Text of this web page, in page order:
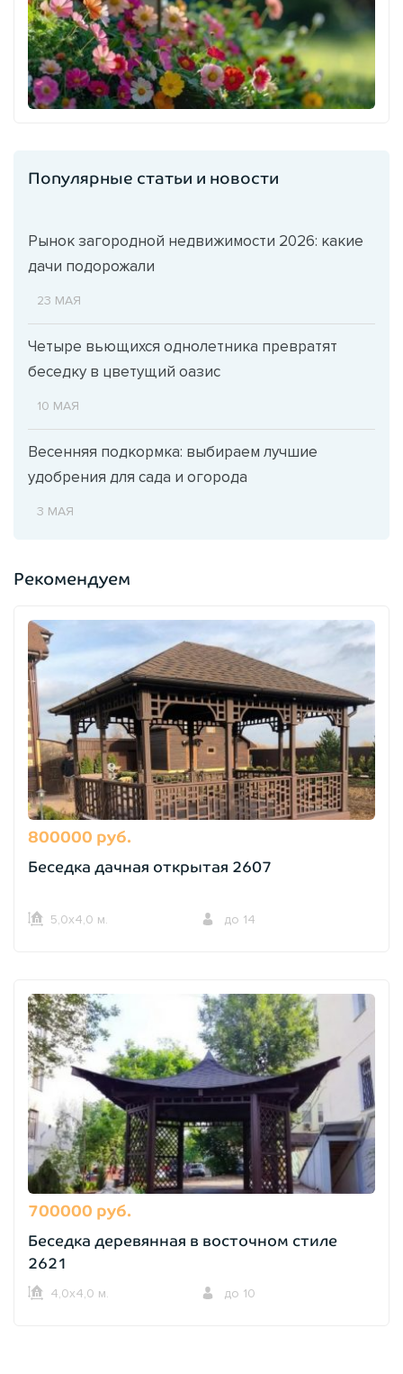
Популярные статьи и новости
Рынок загородной недвижимости 2026: какие
дачи подорожали
23 МАЯ
Четыре вьющихся однолетника превратят
беседку в цветущий оазис
10 МАЯ
Весенняя подкормка: выбираем лучшие
удобрения для сада и огорода
3 МАЯ
Рекомендуем
800000 руб.
Беседка дачная открытая 2607
5,0х4,0 м. до 14
700000 руб.
Беседка деревянная в восточном стиле
2621
4,0х4,0 м. до 10